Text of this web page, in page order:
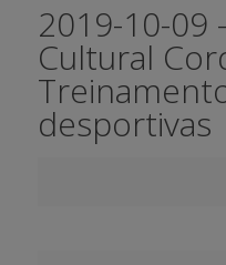
2019-10-09
Cultural
desportivas